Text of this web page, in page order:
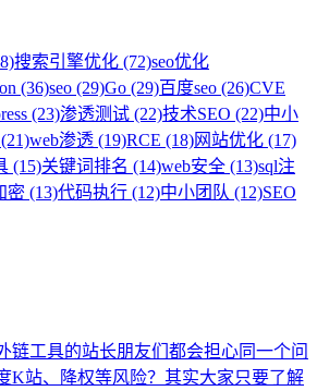
搜索引擎优化 (72)seo优化
(36)seo (29)Go (29)百度seo (26)CVE
(23)渗透测试 (22)技术SEO (22)中小
web渗透 (19)RCE (18)网站优化 (17)
(15)关键词排名 (14)web安全 (13)sql注
密 (13)代码执行 (12)中小团队 (12)SEO
链工具的站长朋友们都会担心同一个问
K站、降权等风险？其实大家只要了解